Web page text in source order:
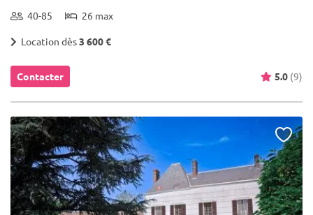
40-85 26 max
Location dès3 600 €
Contacter 5.0 (9)